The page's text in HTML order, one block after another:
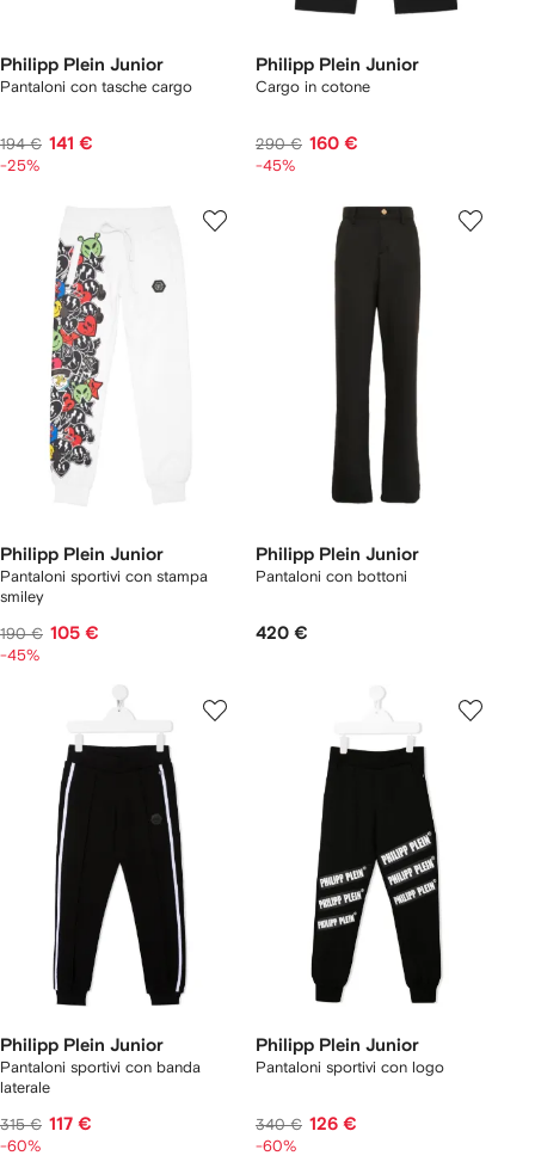
Philipp Plein Junior
Pantaloni con tasche cargo
194 € 141 €
-25%
Philipp Plein Junior
Cargo in cotone
290 € 160 €
-45%
Philipp Plein Junior
Pantaloni sportivi con stampa
smiley
190 € 105 €
-45%
Philipp Plein Junior
Pantaloni con bottoni
420 €
Philipp Plein Junior
Pantaloni sportivi con banda
laterale
315 € 117 €
-60%
Philipp Plein Junior
Pantaloni sportivi con logo
340 € 126 €
-60%